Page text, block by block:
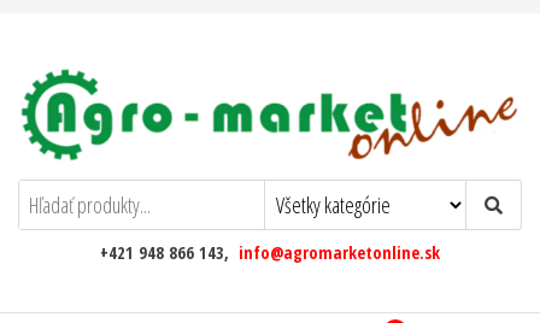
AgromarketOnline
+421 948 866 143, info@agromarketonline.sk